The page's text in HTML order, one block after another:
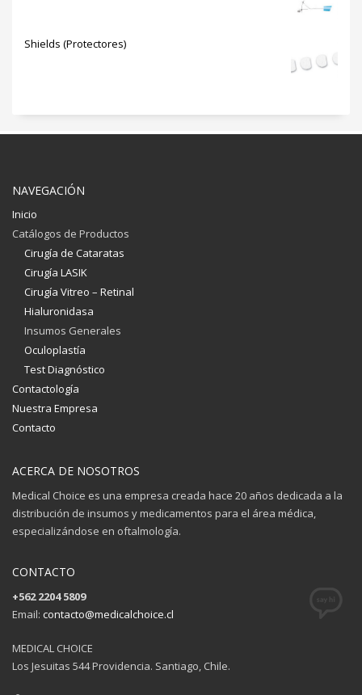
Shields (Protectores)
NAVEGACIÓN
Inicio
Catálogos de Productos
Cirugía de Cataratas
Cirugía LASIK
Cirugía Vitreo – Retinal
Hialuronidasa
Insumos Generales
Oculoplastía
Test Diagnóstico
Contactología
Nuestra Empresa
Contacto
ACERCA DE NOSOTROS
Medical Choice es una empresa creada hace 20 años dedicada a la
distribución de insumos y medicamentos para el área médica,
especializándose en oftalmología.
CONTACTO
+562 2204 5809
Email: contacto@medicalchoice.cl
MEDICAL CHOICE
Los Jesuitas 544 Providencia. Santiago, Chile.